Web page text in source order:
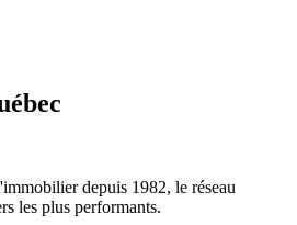
depuis 1982, le réseau
les plus performants.